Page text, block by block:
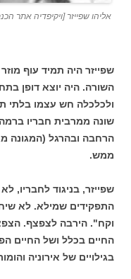
אליהו שפייזר [ויקיפדיה אתר
שפייזר היה תמיד עוף
השורה. היה יוצא דופן
ולכלכלה חש עצמו בלתי
שונה ממרבית חבריו
הרחבה ובהרגל (המגונה
ממש.
שפייזר, בניגוד לחבריו,
התפקידים שמילא. לא
וקח". הירבה לצפצף.
החיים בכלל ושל החיים
בגילויים של אירוניה